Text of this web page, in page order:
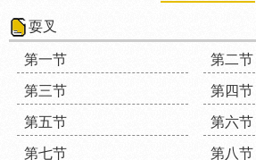
耍叉
第一节 第二节
第三节 第四节
第五节 第六节
第七节 第八节